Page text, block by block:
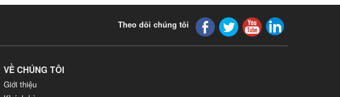
Theo dõi chúng tôi
VỀ CHÚNG TÔI
Giới thiệu